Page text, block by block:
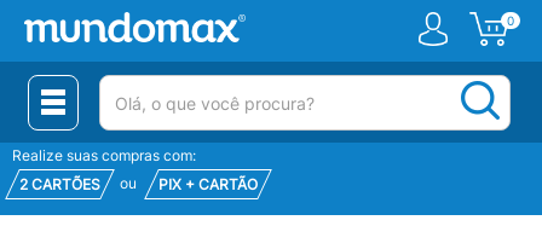
0
(pesquisar)
Realize suas compras com:
2 CARTÕES
ou PIX + CARTÃO